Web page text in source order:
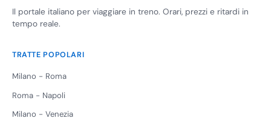
Il portale italiano per viaggiare in treno. Orari, prezzi e ritardi in
tempo reale.
TRATTE POPOLARI
Milano - Roma
Roma - Napoli
Milano - Venezia